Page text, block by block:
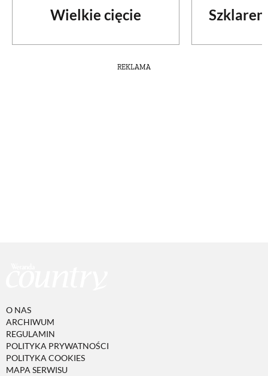
Wielkie cięcie
REKLAMA
O NAS
ARCHIWUM
REGULAMIN
POLITYKA PRYWATNOŚCI
POLITYKA COOKIES
MAPA SERWISU